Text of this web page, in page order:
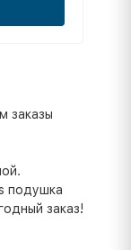
заказы
подушка
заказ!